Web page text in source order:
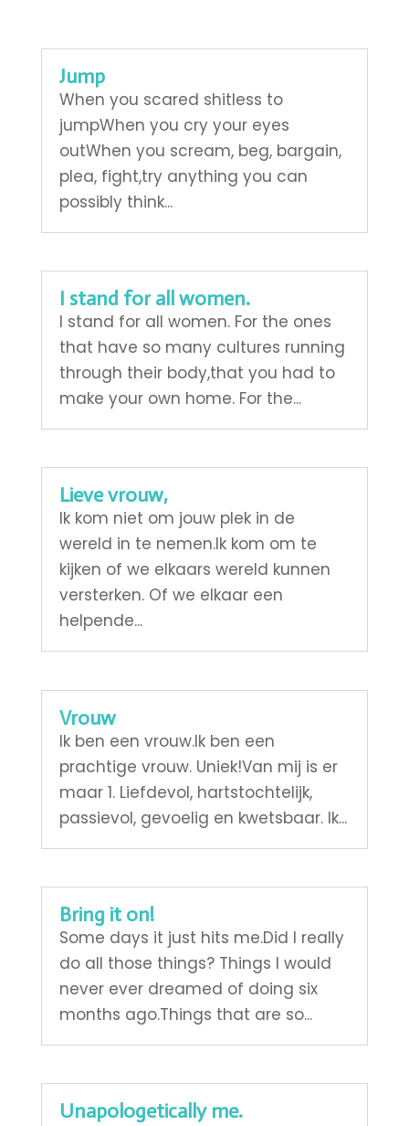
Jump
When you scared shitless to
jumpWhen you cry your eyes
outWhen you scream, beg, bargain,
plea, fight,try anything you can
possibly think...
I stand for all women.
I stand for all women. For the ones
that have so many cultures running
through their body,that you had to
make your own home. For the...
Lieve vrouw,
Ik kom niet om jouw plek in de
wereld in te nemen.Ik kom om te
kijken of we elkaars wereld kunnen
versterken. Of we elkaar een
helpende...
Vrouw
Ik ben een vrouw.Ik ben een
prachtige vrouw. Uniek!Van mij is er
maar 1. Liefdevol, hartstochtelijk,
passievol, gevoelig en kwetsbaar. Ik...
Bring it on!
Some days it just hits me.Did I really
do all those things? Things I would
never ever dreamed of doing six
months ago.Things that are so...
Unapologetically me.